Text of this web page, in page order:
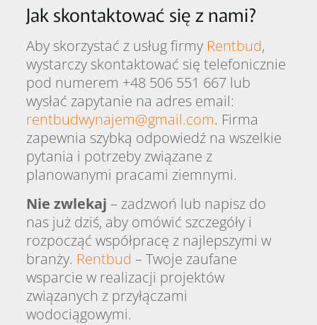
Jak skontaktować się z nami?
Aby skorzystać z usług firmy Rentbud,
wystarczy skontaktować się telefonicznie
pod numerem +48 506 551 667lub
wysłać zapytanie na adres email:
rentbudwynajem@gmail.com. Firma
zapewnia szybką odpowiedź na wszelkie
pytania i potrzeby związane z
planowanymi pracami ziemnymi.
Nie zwlekaj – zadzwoń lub napisz do
nas już dziś, aby omówić szczegóły i
rozpocząć współpracę z najlepszymi w
branży. Rentbud – Twoje zaufane
wsparcie w realizacji projektów
związanych z przyłączami
wodociągowymi.